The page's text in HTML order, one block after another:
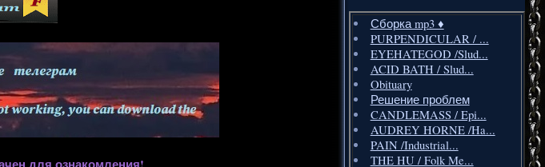
Сборка mp3 ♦️
PURPENDICULAR / ...
EYEHATEGOD /Slud...
ACID BATH / Slud...
Obituary
Решение проблем
CANDLEMASS / Epi...
AUDREY HORNE /Ha...
PAIN /Industrial...
THE HU / Folk Me...